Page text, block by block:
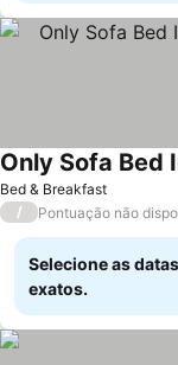
Bed & Breakfast
Ver preços
/ Pontuação não
Selecione as
exatos.